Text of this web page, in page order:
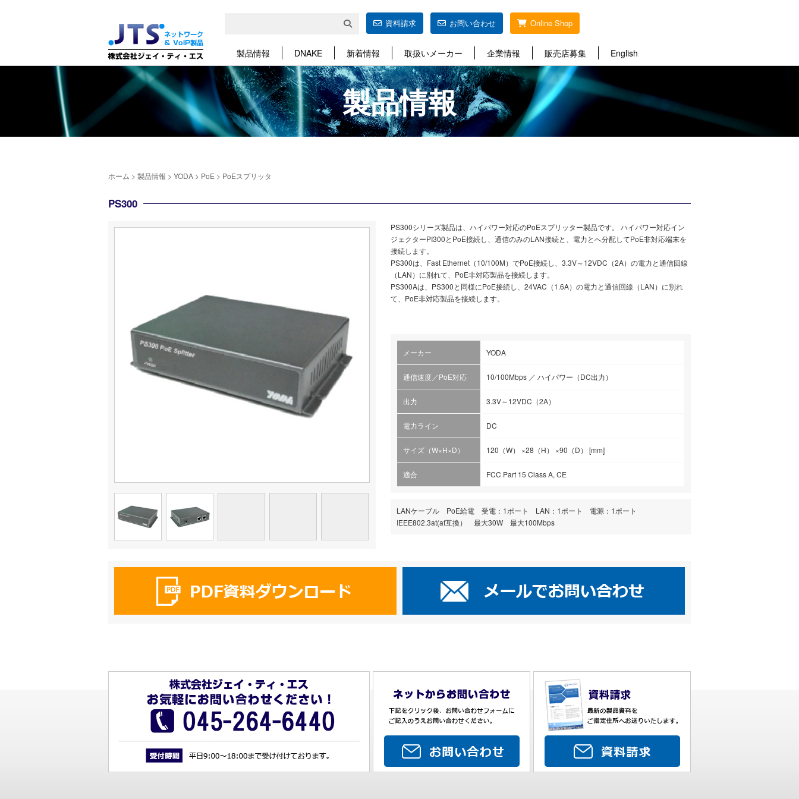
資料請求 お問い合わせ Online Shop
製品情報 DNAKE 新着情報 取扱いメーカー 企業情報 販売店募集 English
製品情報
ホーム > 製品情報 > YODA > PoE > PoEスプリッタ
PS300
PS300シリーズ製品は、ハイパワー対応のPoEスプリッター製品です。 ハイパワー対応イン
ジェクターPI300とPoE接続し、通信のみのLAN接続と、電力とへ分配してPoE非対応端末を
接続します。
PS300は、Fast Ethernet（10/100M）でPoE接続し、3.3V～12VDC（2A）の電力と通信回線
（LAN）に別れて、PoE非対応製品を接続します。
PS300Aは、PS300と同様にPoE接続し、24VAC（1.6A）の電力と通信回線（LAN）に別れ
て、PoE非対応製品を接続します。
メーカー YODA
通信速度／PoE対応 10/100Mbps ／ ハイパワー（DC出力）
出力 3.3V～12VDC（2A）
電力ライン DC
サイズ（W×H×D） 120（W） ×28（H） ×90（D） [mm]
適合 FCC Part 15 Class A, CE
LANケーブル PoE給電 受電：1ポート LAN：1ポート 電源：1ポート
IEEE802.3at(af互換） 最大30W 最大100Mbps